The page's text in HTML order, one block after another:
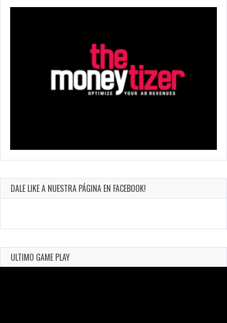
DALE LIKE A NUESTRA PÁGINA EN FACEBOOK!
ULTIMO GAME PLAY